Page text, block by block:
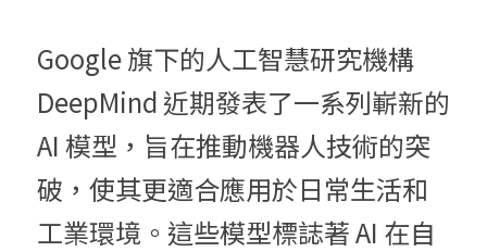
Google 旗下的人工智慧研究機構
DeepMind 近期發表了一系列嶄新的
AI 模型，旨在推動機器人技術的突
破，使其更適合應用於日常生活和
工業環境。這些模型標誌著 AI 在自